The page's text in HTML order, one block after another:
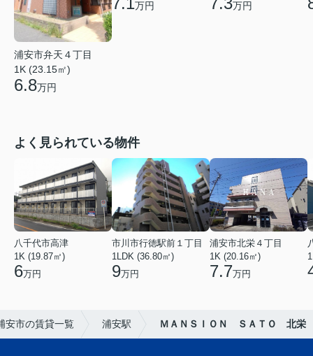
浦安市弁天４丁目
1K (23.15㎡)
6.8万円
万円 万円
よく見られている物件
八千代市高津
1K (19.87㎡)
6万円
市川市行徳駅前１丁目
1LDK (36.80㎡)
9万円
浦安市北栄４丁目
1K (20.16㎡)
7.7万円
安市の賃貸一覧 浦安駅 ＭＡＮＳＩＯＮ ＳＡＴＯ 北栄